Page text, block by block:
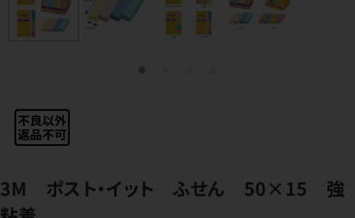
3M ポスト・イット ふせん 50×15 強